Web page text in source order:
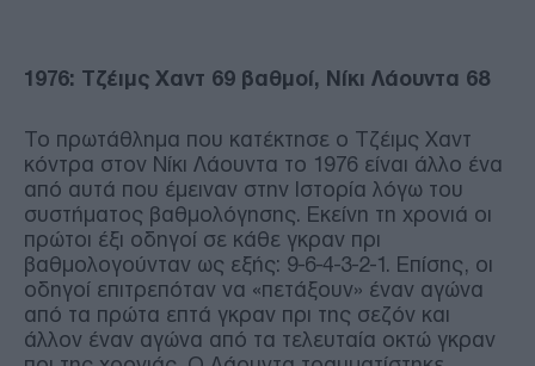
1976: Τζέιμς Χαντ 69 βαθμοί, Νίκι Λάουντα 68
Το πρωτάθλημα που κατέκτησε ο Τζέιμς Χαντ
κόντρα στον Νίκι Λάουντα το 1976 είναι άλλο ένα
από αυτά που έμειναν στην Ιστορία λόγω του
συστήματος βαθμολόγησης. Εκείνη τη χρονιά οι
πρώτοι έξι οδηγοί σε κάθε γκραν πρι
βαθμολογούνταν ως εξής: 9-6-4-3-2-1. Επίσης, οι
οδηγοί επιτρεπόταν να «πετάξουν» έναν αγώνα
από τα πρώτα επτά γκραν πρι της σεζόν και
άλλον έναν αγώνα από τα τελευταία οκτώ γκραν